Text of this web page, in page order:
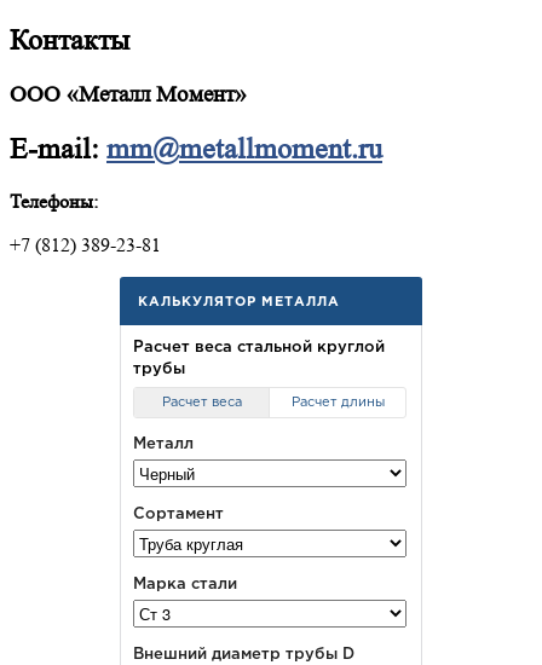
Контакты
ООО «Металл Момент»
E-mail: mm@metallmoment.ru
Телефоны:
+7 (812) 389-23-81